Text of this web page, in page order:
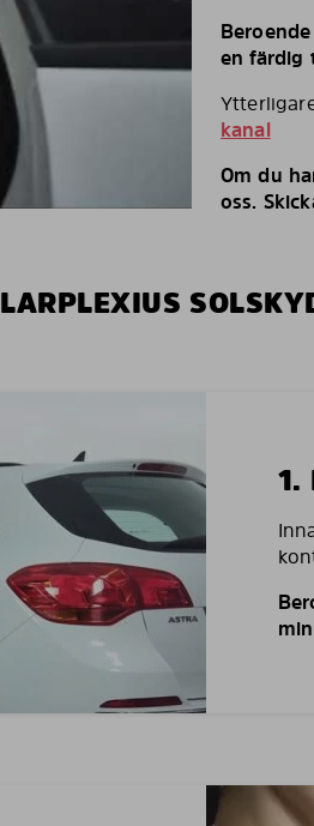
en färdig
kanal
Om du
oss.
1.